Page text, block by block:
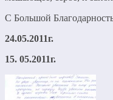
С Большой
24.05.2011г.
15. 05.2011г.